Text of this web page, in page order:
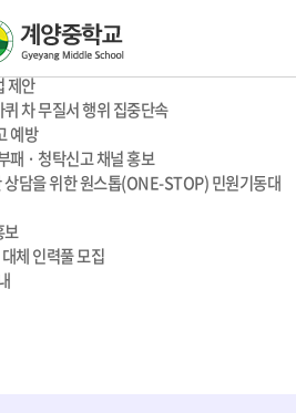
관련 사전 설문조사
문조사 실시
제안
차 무질서 행위 집중단속
예방
패 · 청탁신고 채널 홍보
담을 위한 원스톱(ONE-STOP) 민원기동대
보
체 인력풀 모집